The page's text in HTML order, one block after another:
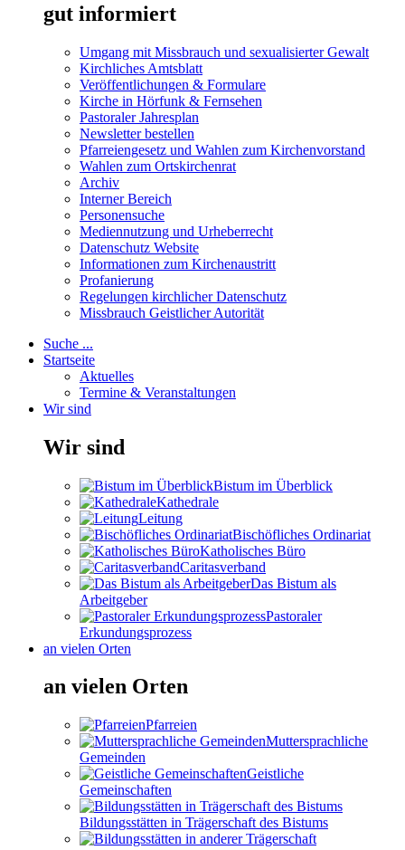
gut informiert
Umgang mit Missbrauch und sexualisierter Gewalt
Kirchliches Amtsblatt
Veröffentlichungen & Formulare
Kirche in Hörfunk & Fernsehen
Pastoraler Jahresplan
Newsletter bestellen
Pfarreiengesetz und Wahlen zum Kirchenvorstand
Wahlen zum Ortskirchenrat
Archiv
Interner Bereich
Personensuche
Mediennutzung und Urheberrecht
Datenschutz Website
Informationen zum Kirchenaustritt
Profanierung
Regelungen kirchlicher Datenschutz
Missbrauch Geistlicher Autorität
Suche ...
Startseite
Aktuelles
Termine & Veranstaltungen
Wir sind
Wir sind
Bistum im Überblick
Kathedrale
Leitung
Bischöfliches Ordinariat
Katholisches Büro
Caritasverband
Das Bistum als
Arbeitgeber
Pastoraler
Erkundungsprozess
an vielen Orten
an vielen Orten
Pfarreien
Muttersprachliche
Gemeinden
Geistliche
Gemeinschaften
Bildungsstätten in Trägerschaft des Bistums